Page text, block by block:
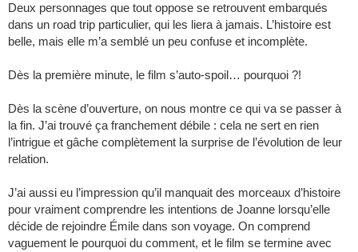
Deux personnages que tout oppose se retrouvent embarqués
dans un road trip particulier, qui les liera à jamais. L’histoire est
belle, mais elle m’a semblé un peu confuse et incomplète.
Dès la première minute, le film s’auto-spoil… pourquoi ?!
Dès la scène d’ouverture, on nous montre ce qui va se passer à
la fin. J’ai trouvé ça franchement débile : cela ne sert en rien
l’intrigue et gâche complètement la surprise de l’évolution de leur
relation.
J’ai aussi eu l’impression qu’il manquait des morceaux d’histoire
pour vraiment comprendre les intentions de Joanne lorsqu’elle
décide de rejoindre Émile dans son voyage. On comprend
vaguement le pourquoi du comment, et le film se termine avec